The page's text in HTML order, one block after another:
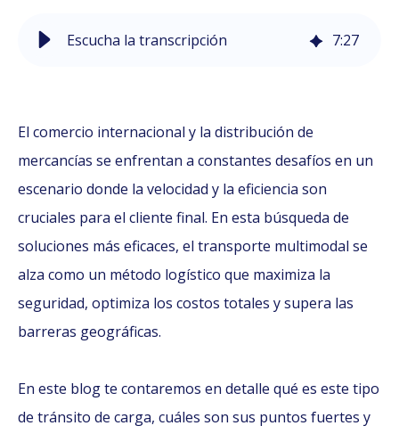
Escucha la transcripción 7:27
El comercio internacional y la distribución de
mercancías se enfrentan a constantes desafíos en un
escenario donde la velocidad y la eficiencia son
cruciales para el cliente final. En esta búsqueda de
soluciones más eficaces, el transporte multimodal se
alza como un método logístico que maximiza la
seguridad, optimiza los costos totales y supera las
barreras geográficas.
En este blog te contaremos en detalle qué es este tipo
de tránsito de carga, cuáles son sus puntos fuertes y